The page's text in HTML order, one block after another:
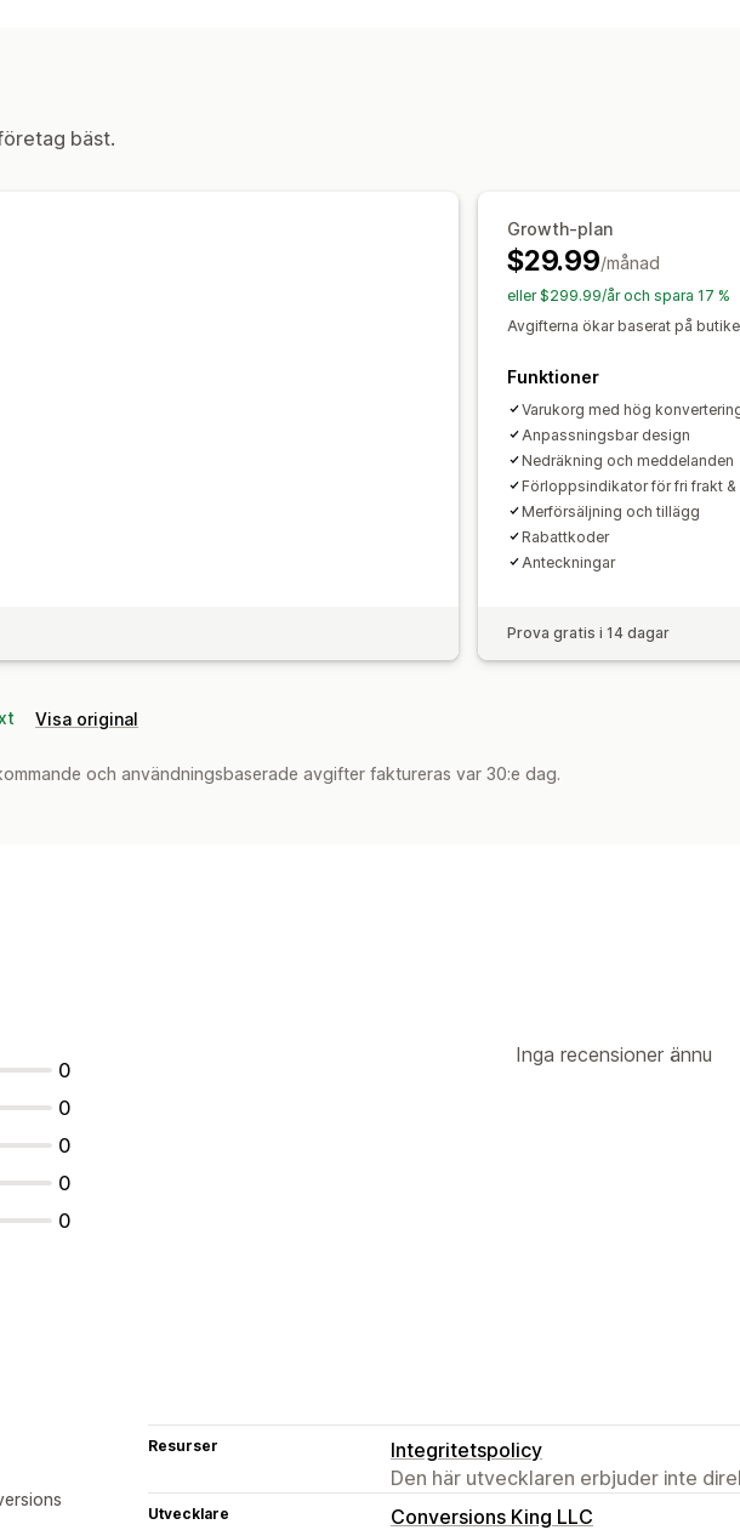
Produktrekommendationer
Inlösen av belöningar
Kassaanpassning
Merförsäljning med ett klick
Dölj
bäst.
Growth-plan
$29.99/månad
eller $299.99/år och spara 17 %
Avgifterna ökar baserat på
Funktioner
Varukorg med hög
Anpassningsbar design
Nedräkning och meddelanden
Förloppsindikator för fri frakt &
Merförsäljning och tillägg
Rabattkoder
Anteckningar
Prova gratis i 14 dagar
Visa original
och användningsbaserade avgifter faktureras var 30:e dag.
0
0
0
0
0
Inga recensioner ännu
Resurser
Integritetspolicy
Den här utvecklaren erbjuder inte
Utvecklare
Conversions King LLC